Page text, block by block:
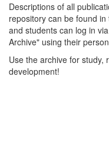
Descriptions of all
repository can be found in
and students can log in
Archive" using their
Use the archive for study,
development!